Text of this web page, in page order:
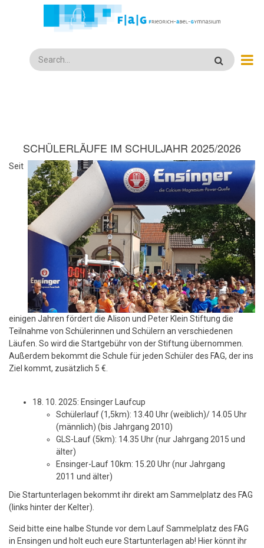
Search
SCHÜLERLÄUFE IM SCHULJAHR 2025/2026
Seit
einigen Jahren fördert die Alison und Peter Klein Stiftung die
Teilnahme von Schülerinnen und Schülern an verschiedenen
Läufen. So wird die Startgebühr von der Stiftung übernommen.
Außerdem bekommt die Schule für jeden Schüler des FAG, der ins
Ziel kommt, zusätzlich 5 €.
18. 10. 2025: Ensinger Laufcup
Schülerlauf (1,5km): 13.40 Uhr (weiblich)/ 14.05 Uhr
(männlich) (bis Jahrgang 2010)
GLS-Lauf (5km): 14.35 Uhr (nur Jahrgang 2015 und
älter)
Ensinger-Lauf 10km: 15.20 Uhr (nur Jahrgang
2011 und älter)
Die Startunterlagen bekommt ihr direkt am Sammelplatz des FAG
(links hinter der Kelter).
Seid bitte eine halbe Stunde vor dem Lauf Sammelplatz des FAG
in Ensingen und holt euch eure Startunterlagen ab! Hier könnt ihr